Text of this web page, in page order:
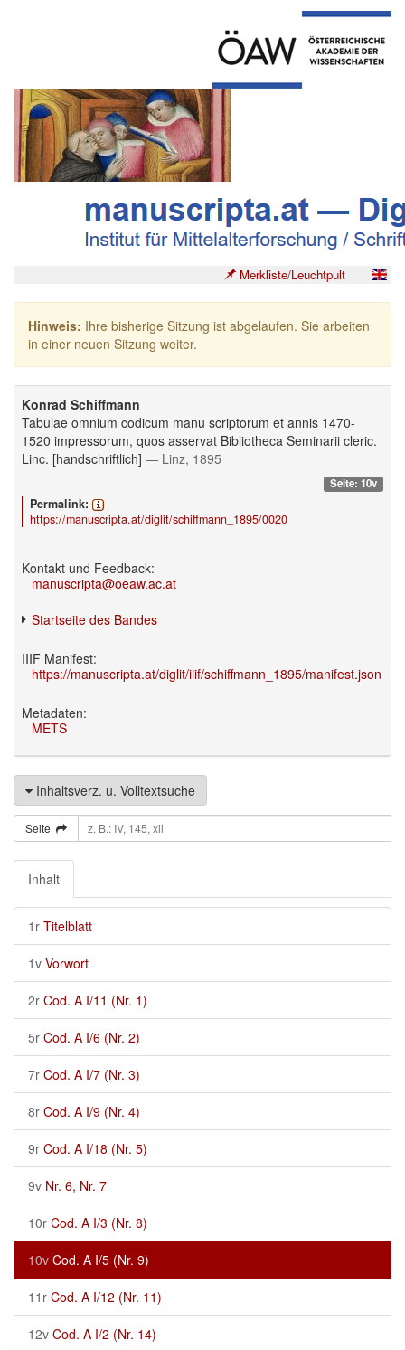
Merkliste/Leuchtpult
Hinweis: Ihre bisherige Sitzung ist abgelaufen. Sie arbeiten
in einer neuen Sitzung weiter.
Konrad Schiffmann
Tabulae omnium codicum manu scriptorum et annis 1470-
1520 impressorum, quos asservat Bibliotheca Seminarii cleric.
Linc. [handschriftlich] — Linz, 1895
Seite: 10v
Permalink:
https://manuscripta.at/diglit/schiffmann_1895/0020
Kontakt und Feedback:
manuscripta@oeaw.ac.at
Startseite des Bandes
IIIF Manifest:
https://manuscripta.at/diglit/iiif/schiffmann_1895/manifest.json
Metadaten:
METS
Inhaltsverz. u. Volltextsuche
Seite
Inhalt
1r Titelblatt
1v Vorwort
2r Cod. A I/11 (Nr. 1)
5r Cod. A I/6 (Nr. 2)
7r Cod. A I/7 (Nr. 3)
8r Cod. A I/9 (Nr. 4)
9r Cod. A I/18 (Nr. 5)
9v Nr. 6, Nr. 7
10r Cod. A I/3 (Nr. 8)
10v Cod. A I/5 (Nr. 9)
11r Cod. A I/12 (Nr. 11)
12v Cod. A I/2 (Nr. 14)